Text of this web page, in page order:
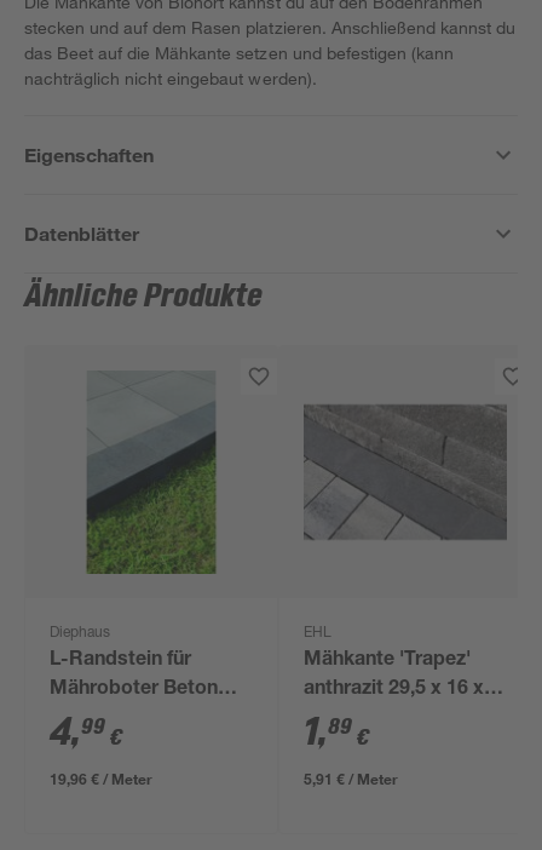
stecken und auf dem Rasen platzieren. Anschließend kannst du
das Beet auf die Mähkante setzen und befestigen (kann
nachträglich nicht eingebaut werden).
Eigenschaften
Datenblätter
Ähnliche Produkte
Diephaus
L-Randstein für
Mähroboter Beton
anthrazit 29 x 25 x 15
cm
4,99 €
19,96 € / Meter
EHL
Mähkante 'Trapez'
anthrazit 29,5 x 16 x 5
cm
1,89 €
5,91 € / Meter